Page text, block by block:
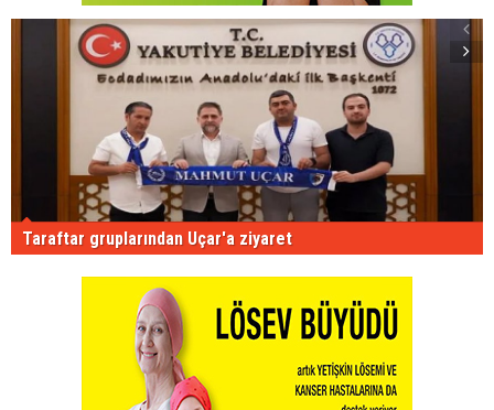
Taraftar gruplarından Uçar'a ziyaret